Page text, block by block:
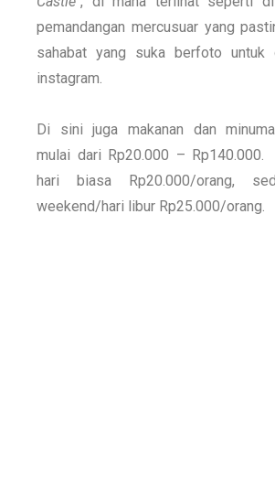
pemandangan mercusuar yang
sahabat yang suka berfoto untuk
instagram.
Di sini juga makanan dan
mulai dari Rp20.000 –
hari biasa Rp20.000/orang,
weekend/hari libur Rp25.000/orang.